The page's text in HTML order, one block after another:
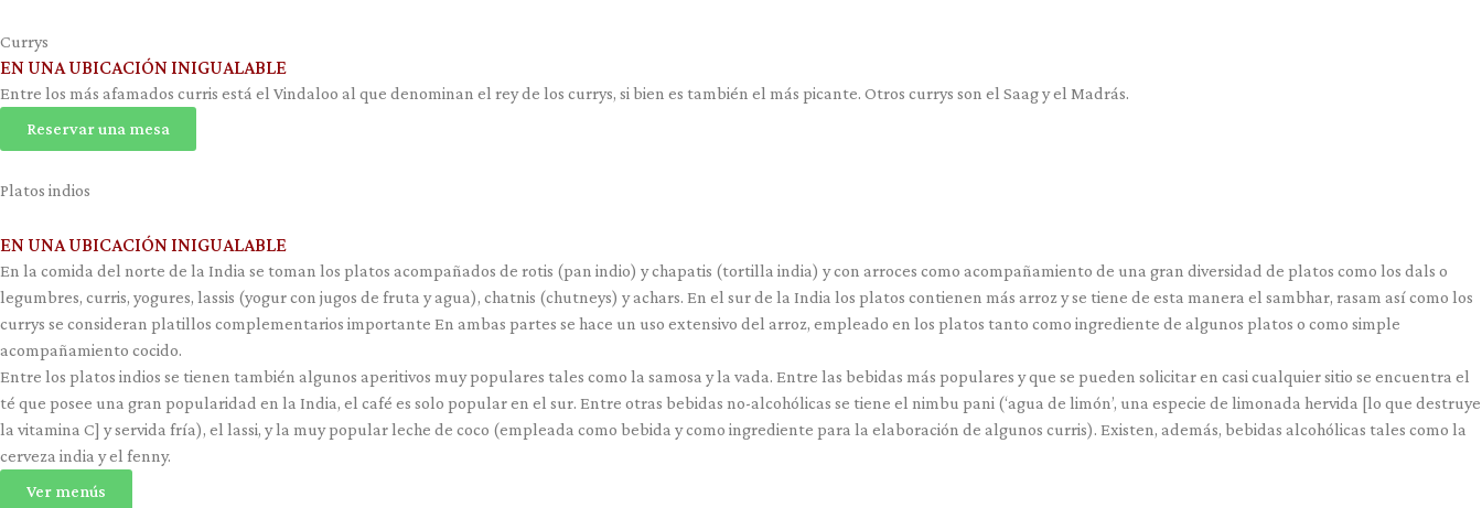
Currys
EN UNA UBICACIÓN INIGUALABLE
Entre los más afamados curris está el Vindaloo al que denominan el rey de los currys, si bien es también el más picante. Otros currys son el Saag y el Madrás.
Reservar una mesa
Platos indios
EN UNA UBICACIÓN INIGUALABLE
En la comida del norte de la India se toman los platos acompañados de rotis (pan indio) y chapatis (tortilla india) y con arroces como acompañamiento de una gran diversidad de platos como los dals o
legumbres, curris, yogures, lassis (yogur con jugos de fruta y agua), chatnis (chutneys) y achars. En el sur de la India los platos contienen más arroz y se tiene de esta manera el sambhar, rasam así como los
currys se consideran platillos complementarios importante En ambas partes se hace un uso extensivo del arroz, empleado en los platos tanto como ingrediente de algunos platos o como simple
acompañamiento cocido.
Entre los platos indios se tienen también algunos aperitivos muy populares tales como la samosa y la vada. Entre las bebidas más populares y que se pueden solicitar en casi cualquier sitio se encuentra el
té que posee una gran popularidad en la India, el café es solo popular en el sur. Entre otras bebidas no-alcohólicas se tiene el nimbu pani (‘agua de limón’, una especie de limonada hervida [lo que destruye
la vitamina C] y servida fría), el lassi, y la muy popular leche de coco (empleada como bebida y como ingrediente para la elaboración de algunos curris). Existen, además, bebidas alcohólicas tales como la
cerveza india y el fenny.
Ver menús